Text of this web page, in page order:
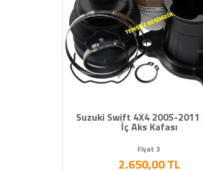
Suzuki Swift 4X4 2005-2011
İç Aks Kafası
Fiyat 3
2.650,00 TL